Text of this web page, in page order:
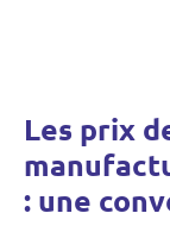
Les prix
: une